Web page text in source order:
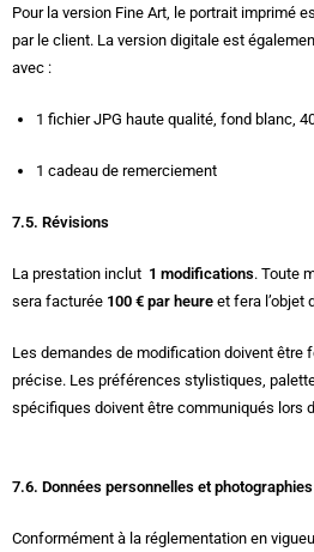
Pour la version Fine Art, le portrait imprimé
par le client. La version digitale est
avec :
1 fichier JPG haute qualité, fond blanc,
1 cadeau de remerciement
7.5. Révisions
La prestation inclut 1 modifications. Toute
sera facturée 100 € par heure et fera l’objet
Les demandes de modification doivent être
précise. Les préférences stylistiques,
spécifiques doivent être communiqués lors
7.6. Données personnelles et photographies
Conformément à la réglementation en